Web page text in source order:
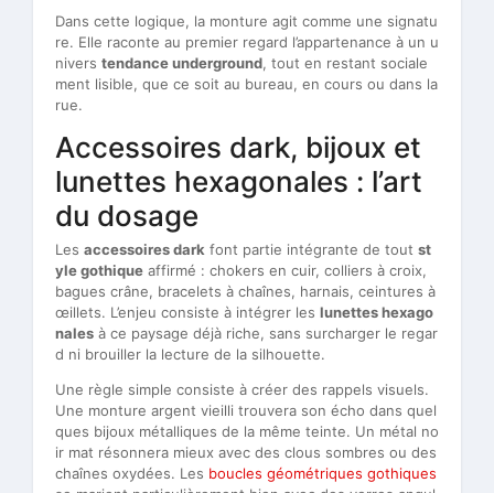
Dans cette logique, la monture agit comme une signatu
re. Elle raconte au premier regard l’appartenance à un u
nivers tendance underground, tout en restant sociale
ment lisible, que ce soit au bureau, en cours ou dans la
rue.
Accessoires dark, bijoux et
lunettes hexagonales : l’art
du dosage
Les accessoires dark font partie intégrante de tout st
yle gothique affirmé : chokers en cuir, colliers à croix,
bagues crâne, bracelets à chaînes, harnais, ceintures à
œillets. L’enjeu consiste à intégrer les lunettes hexago
nales à ce paysage déjà riche, sans surcharger le regar
d ni brouiller la lecture de la silhouette.
Une règle simple consiste à créer des rappels visuels.
Une monture argent vieilli trouvera son écho dans quel
ques bijoux métalliques de la même teinte. Un métal no
ir mat résonnera mieux avec des clous sombres ou des
chaînes oxydées. Les boucles géométriques gothiques